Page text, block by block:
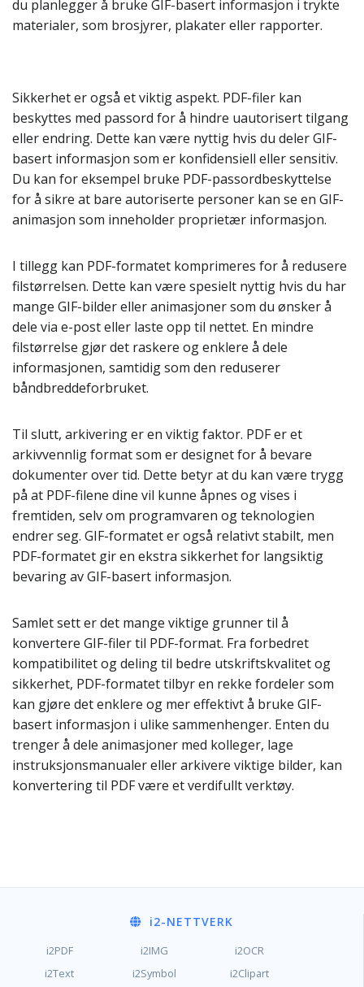
du planlegger å bruke GIF-basert informasjon i trykte
materialer, som brosjyrer, plakater eller rapporter.
Sikkerhet er også et viktig aspekt. PDF-filer kan
beskyttes med passord for å hindre uautorisert tilgang
eller endring. Dette kan være nyttig hvis du deler GIF-
basert informasjon som er konfidensiell eller sensitiv.
Du kan for eksempel bruke PDF-passordbeskyttelse
for å sikre at bare autoriserte personer kan se en GIF-
animasjon som inneholder proprietær informasjon.
I tillegg kan PDF-formatet komprimeres for å redusere
filstørrelsen. Dette kan være spesielt nyttig hvis du har
mange GIF-bilder eller animasjoner som du ønsker å
dele via e-post eller laste opp til nettet. En mindre
filstørrelse gjør det raskere og enklere å dele
informasjonen, samtidig som den reduserer
båndbreddeforbruket.
Til slutt, arkivering er en viktig faktor. PDF er et
arkivvennlig format som er designet for å bevare
dokumenter over tid. Dette betyr at du kan være trygg
på at PDF-filene dine vil kunne åpnes og vises i
fremtiden, selv om programvaren og teknologien
endrer seg. GIF-formatet er også relativt stabilt, men
PDF-formatet gir en ekstra sikkerhet for langsiktig
bevaring av GIF-basert informasjon.
Samlet sett er det mange viktige grunner til å
konvertere GIF-filer til PDF-format. Fra forbedret
kompatibilitet og deling til bedre utskriftskvalitet og
sikkerhet, PDF-formatet tilbyr en rekke fordeler som
kan gjøre det enklere og mer effektivt å bruke GIF-
basert informasjon i ulike sammenhenger. Enten du
trenger å dele animasjoner med kolleger, lage
instruksjonsmanualer eller arkivere viktige bilder, kan
konvertering til PDF være et verdifullt verktøy.
i2-NETTVERK
i2PDF i2IMG
i2OCR
i2Text
i2Symbol i2Clipart